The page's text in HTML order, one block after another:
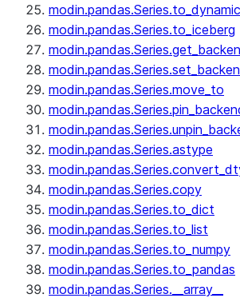
modin.pandas.Series.to_iceberg
modin.pandas.Series.move_to
modin.pandas.Series.astype
modin.pandas.Series.copy
modin.pandas.Series.to_dict
modin.pandas.Series.to_list
modin.pandas.Series.to_numpy
modin.pandas.Series.to_pandas
modin.pandas.Series.__array__